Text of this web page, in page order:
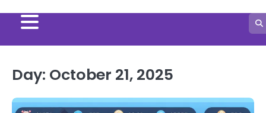
Day: October 21, 2025